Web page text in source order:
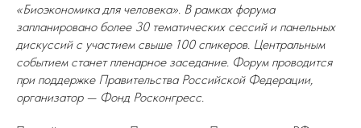
«Биоэкономика для человека». В рамках форума
запланировано более 30 тематических сессий и панельных
дискуссий с участием свыше 100 спикеров. Центральным
событием станет пленарное заседание. Форум проводится
при поддержке Правительства Российской Федерации,
организатор — Фонд Росконгресс.